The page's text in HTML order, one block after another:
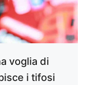
voglia di
i tifosi